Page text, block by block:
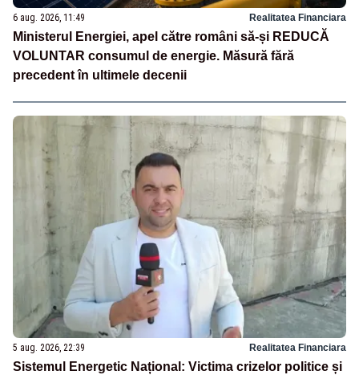
6 aug. 2026, 11:49 Realitatea Financiara
Ministerul Energiei, apel către români să-și REDUCĂ
VOLUNTAR consumul de energie. Măsură fără
precedent în ultimele decenii
5 aug. 2026, 22:39 Realitatea Financiara
Sistemul Energetic Național: Victima crizelor politice și